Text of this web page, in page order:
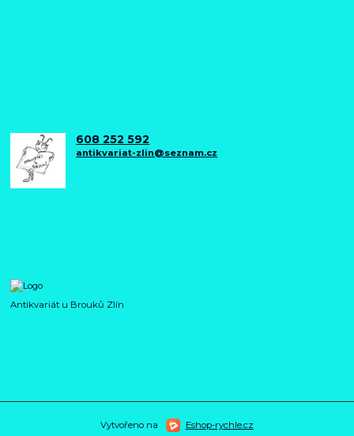
608 252 592
antikvariat-zlin@seznam.cz
Antikvariát u Brouků Zlín
Vytvořeno na Eshop-rychle.cz